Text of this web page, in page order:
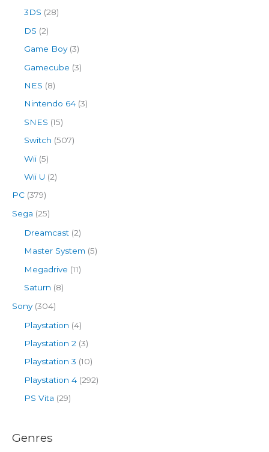
3DS (28)
DS (2)
Game Boy(3)
Gamecube (3)
NES (8)
Nintendo 64 (3)
SNES (15)
Switch (507)
Wii (5)
Wii U (2)
PC (379)
Sega (25)
Dreamcast (2)
Master System (5)
Megadrive (11)
Saturn (8)
Sony(304)
Playstation (4)
Playstation 2 (3)
Playstation 3 (10)
Playstation 4 (292)
PS Vita (29)
Genres